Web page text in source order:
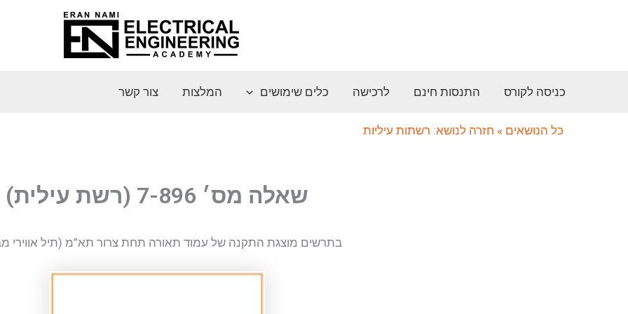
כניסה לקורס התנסות חינם לרכישה כלים שימושים המלצות צור קשר
כל הנושאים » חזרה לנושא: רשתות עיליות
שאלה מס׳ 7-896 (רשת עילית)
בתרשים מוצגת התקנה של עמוד תאורה תחת צרור תא”מ (תיל אווירי